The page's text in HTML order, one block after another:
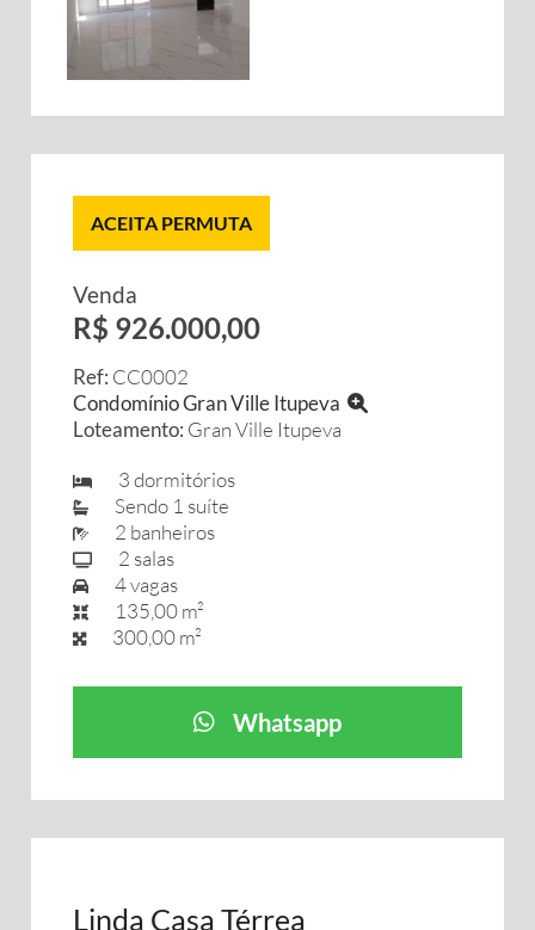
ACEITA PERMUTA
Venda
R$ 926.000,00
Ref: CC0002
Condomínio Gran Ville Itupeva
Loteamento: Gran Ville Itupeva
3 dormitórios
Sendo 1 suíte
2 banheiros
2 salas
4 vagas
135,00 m²
300,00 m²
Whatsapp
Linda Casa Térrea